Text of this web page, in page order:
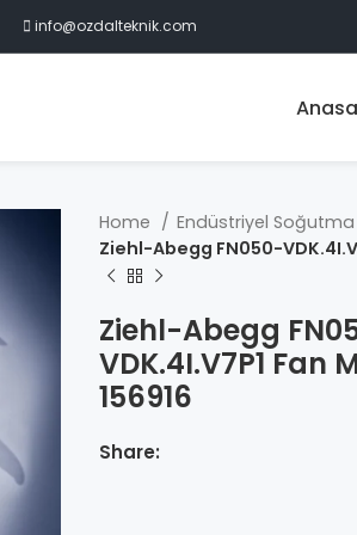
info@ozdalteknik.com
Home Endüstriyel Soğutma
Ziehl-Abegg FN050-
Ziehl-Abegg
VDK.4I.V7P1 Fan
156916
Share: